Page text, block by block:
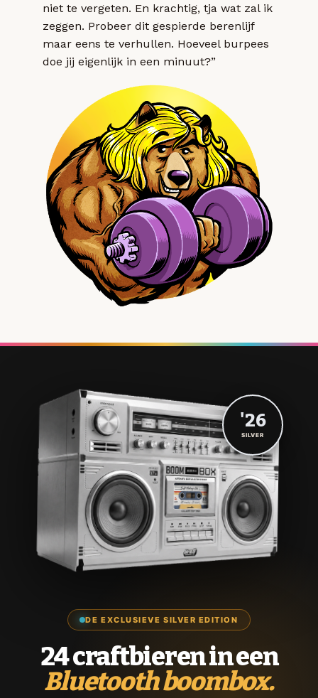
niet te vergeten. En krachtig, tja wat zal ik
zeggen. Probeer dit gespierde berenlijf
maar eens te verhullen. Hoeveel burpees
doe jij eigenlijk in een minuut?”
DE EXCLUSIEVE SILVER EDITION
24 craftbieren in een
Bluetooth boombox.
'26
SILVER